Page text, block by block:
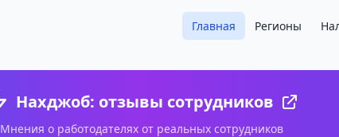
Главная Регионы
Нахджоб: отзывы сотрудников
Мнения о работодателях от реальных сотрудников